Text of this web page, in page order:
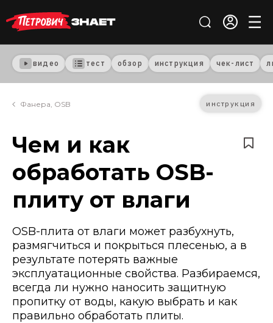
видео тест обзор инструкция чек-лист
Фанера, OSB инструкция
Чем и как
обработать OSB-
плиту от влаги
ОSB-плита от влаги может разбухнуть,
размягчиться и покрыться плесенью, а в
результате потерять важные
эксплуатационные свойства. Разбираемся,
всегда ли нужно наносить защитную
пропитку от воды, какую выбрать и как
правильно обработать плиты.